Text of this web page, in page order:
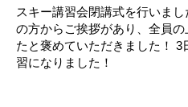
スキー講習会閉講式を行いま
の方からご挨拶があり、全員
たと褒めていただきました！
習になりました！